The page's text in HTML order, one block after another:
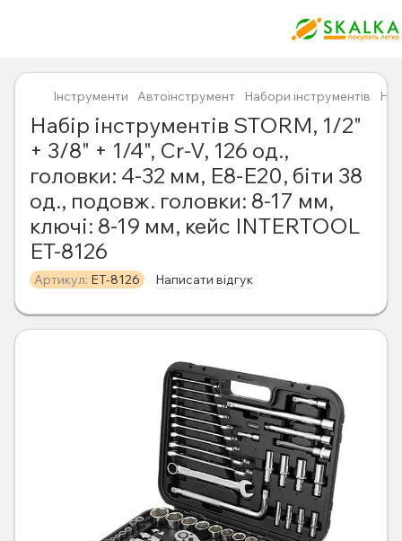
Інструменти Автоінструмент Набори інструментів
Набір інструментів STORM, 1/2"
+ 3/8" + 1/4", Cr-V, 126 од.,
головки: 4-32 мм, E8-E20, біти 38
од., подовж. головки: 8-17 мм,
ключі: 8-19 мм, кейс INTERTOOL
ET-8126
Артикул: ET-8126 Написати відгук